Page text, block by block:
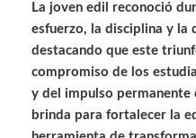
La joven edil reconoció
esfuerzo, la disciplina y la
destacando que este
compromiso de los
y del impulso permanente
brinda para fortalecer la